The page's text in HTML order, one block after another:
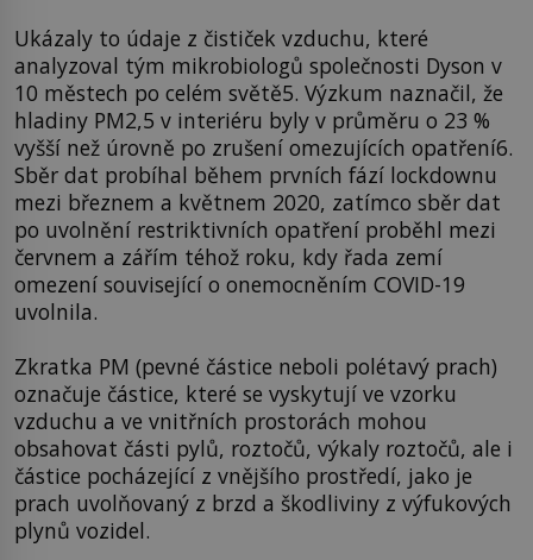
Ukázaly to údaje z čističek vzduchu, které
analyzoval tým mikrobiologů společnosti Dyson v
10 městech po celém světě5. Výzkum naznačil, že
hladiny PM2,5 v interiéru byly v průměru o 23 %
vyšší než úrovně po zrušení omezujících opatření6.
Sběr dat probíhal během prvních fází lockdownu
mezi březnem a květnem 2020, zatímco sběr dat
po uvolnění restriktivních opatření proběhl mezi
červnem a zářím téhož roku, kdy řada zemí
omezení související o onemocněním COVID-19
uvolnila.
Zkratka PM (pevné částice neboli polétavý prach)
označuje částice, které se vyskytují ve vzorku
vzduchu a ve vnitřních prostorách mohou
obsahovat části pylů, roztočů, výkaly roztočů, ale i
částice pocházející z vnějšího prostředí, jako je
prach uvolňovaný z brzd a škodliviny z výfukových
plynů vozidel.